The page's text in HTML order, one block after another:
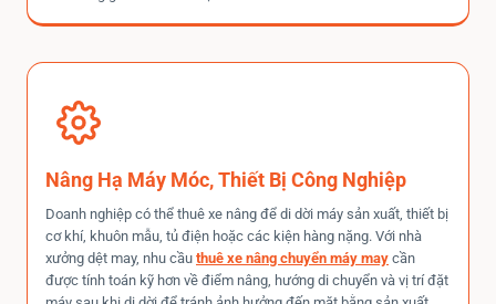
Nâng Hạ Máy Móc, Thiết Bị Công Nghiệp
Doanh nghiệp có thể thuê xe nâng để di dời máy sản xuất, thiết bị
cơ khí, khuôn mẫu, tủ điện hoặc các kiện hàng nặng. Với nhà
xưởng dệt may, nhu cầu thuê xe nâng chuyển máy may cần
được tính toán kỹ hơn về điểm nâng, hướng di chuyển và vị trí đặt